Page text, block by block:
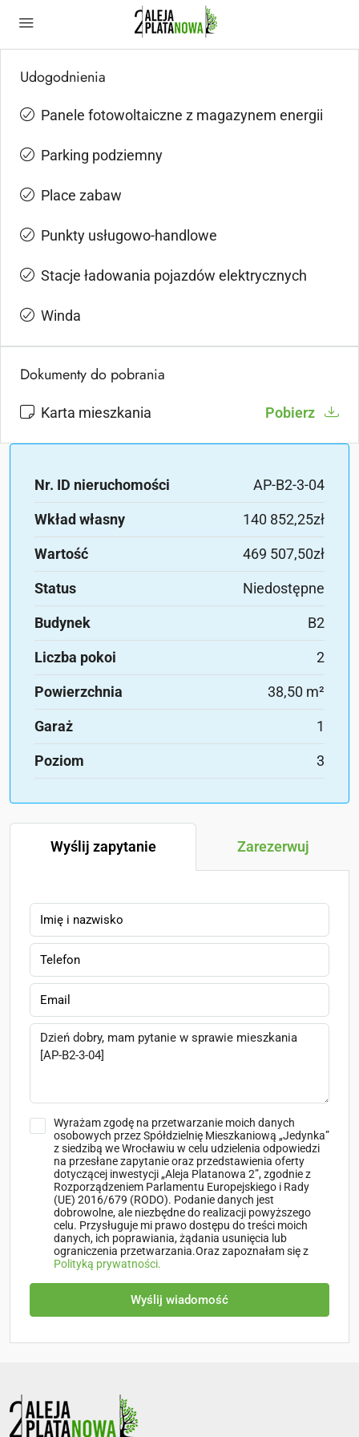
Udogodnienia
Panele fotowoltaiczne z magazynem energii
Parking podziemny
Place zabaw
Punkty usługowo-handlowe
Stacje ładowania pojazdów elektrycznych
Winda
Dokumenty do pobrania
Karta mieszkania Pobierz
Nr. ID nieruchomości AP-B2-3-04
Wkład własny 140 852,25zł
Wartość 469 507,50zł
Status Niedostępne
Budynek B2
Liczba pokoi 2
Powierzchnia 38,50 m²
Garaż 1
Poziom 3
Wyślij zapytanie Zarezerwuj
Wyrażam zgodę na przetwarzanie moich danych
osobowych przez Spółdzielnię Mieszkaniową „Jedynka”
z siedzibą we Wrocławiu w celu udzielenia odpowiedzi
na przesłane zapytanie oraz przedstawienia oferty
dotyczącej inwestycji „Aleja Platanowa 2”, zgodnie z
Rozporządzeniem Parlamentu Europejskiego i Rady
(UE) 2016/679 (RODO). Podanie danych jest
dobrowolne, ale niezbędne do realizacji powyższego
celu. Przysługuje mi prawo dostępu do treści moich
danych, ich poprawiania, żądania usunięcia lub
ograniczenia przetwarzania.Oraz zapoznałam się z
Polityką prywatności.
Wyślij wiadomość